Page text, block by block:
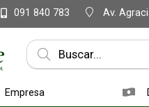
091 840 783 Av.
Empresa